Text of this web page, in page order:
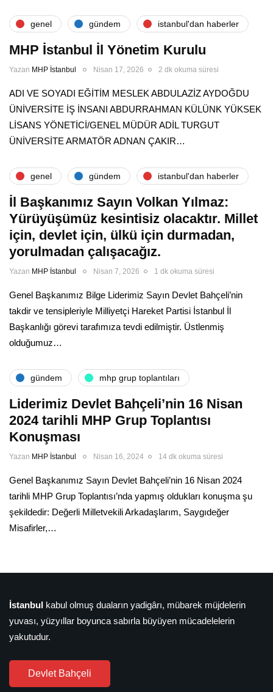
genel gündem i̇stanbul'dan haberler
MHP İstanbul İl Yönetim Kurulu
Yazan MHP İstanbul Nisan 17, 2026 2 dk okuma süresi
ADI VE SOYADI EĞİTİM MESLEK ABDULAZİZ AYDOĞDU
ÜNİVERSİTE İŞ İNSANI ABDURRAHMAN KÜLÜNK YÜKSEK
LİSANS YÖNETİCİ/GENEL MÜDÜR ADİL TURGUT
ÜNİVERSİTE ARMATÖR ADNAN ÇAKIR…
genel gündem i̇stanbul'dan haberler
İl Başkanımız Sayın Volkan Yılmaz:
Yürüyüşümüz kesintisiz olacaktır. Millet
için, devlet için, ülkü için durmadan,
yorulmadan çalışacağız.
Yazan MHP İstanbul Nisan 7, 2026 1 dk okuma süresi
Genel Başkanımız Bilge Liderimiz Sayın Devlet Bahçeli’nin
takdir ve tensipleriyle Milliyetçi Hareket Partisi İstanbul İl
Başkanlığı görevi tarafımıza tevdi edilmiştir. Üstlenmiş
olduğumuz…
gündem mhp grup toplantıları
Liderimiz Devlet Bahçeli’nin 16 Nisan
2024 tarihli MHP Grup Toplantısı
Konuşması
Yazan MHP İstanbul Nisan 16, 2024 14 dk okuma süresi
Genel Başkanımız Sayın Devlet Bahçeli’nin 16 Nisan 2024
tarihli MHP Grup Toplantısı’nda yapmış oldukları konuşma şu
şekildedir: Değerli Milletvekili Arkadaşlarım, Saygıdeğer
Misafirler,…
İstanbul kabul olmuş duaların yadigârı, mübarek müjdelerin
yuvası, yüzyıllar boyunca sabırla büyüyen mücadelelerin
yakutudur.
Devlet Bahçeli